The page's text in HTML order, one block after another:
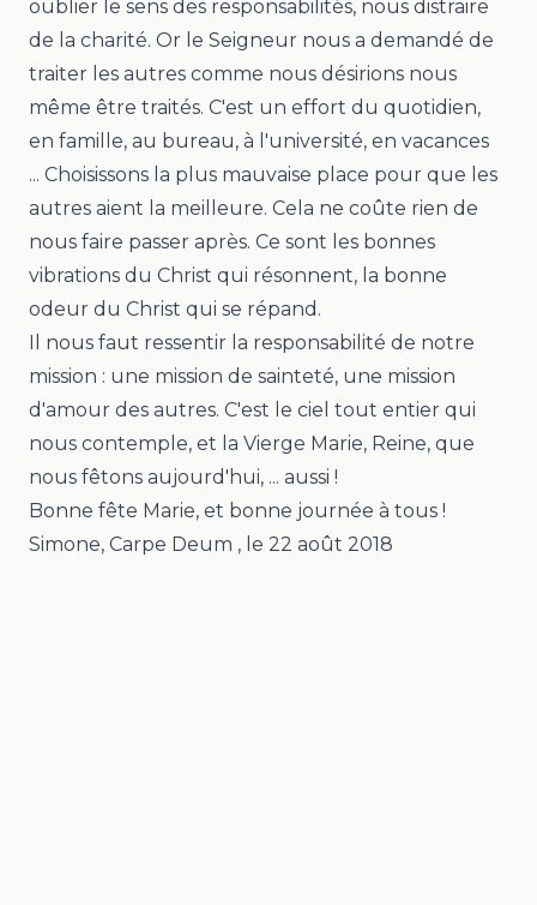
oublier le sens des responsabilités, nous distraire
de la charité. Or le Seigneur nous a demandé de
traiter les autres comme nous désirions nous
même être traités. C'est un effort du quotidien,
en famille, au bureau, à l'université, en vacances
... Choisissons la plus mauvaise place pour que les
autres aient la meilleure. Cela ne coûte rien de
nous faire passer après. Ce sont les bonnes
vibrations du Christ qui résonnent, la bonne
odeur du Christ qui se répand.
Il nous faut ressentir la responsabilité de notre
mission : une mission de sainteté, une mission
d'amour des autres. C'est le ciel tout entier qui
nous contemple, et la Vierge Marie, Reine, que
nous fêtons aujourd'hui, ... aussi !
Bonne fête Marie, et bonne journée à tous !
Simone, Carpe Deum , le 22 août 2018